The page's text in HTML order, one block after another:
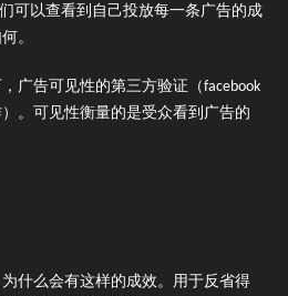
可以查看到自己投放每一条广告的成
。
广告可见性的第三方验证（facebook
。可见性衡量的是受众看到广告的
什么会有这样的成效。用于反省得